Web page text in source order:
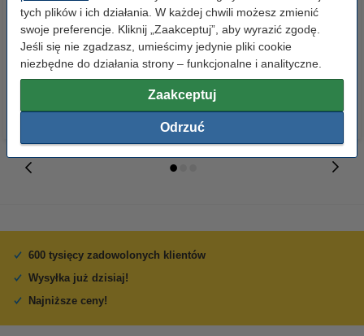
tych plików i ich działania. W każdej chwili możesz zmienić
swoje preferencje. Kliknij „Zaakceptuj”, aby wyrazić zgodę.
Jeśli się nie zgadzasz, umieścimy jedynie pliki cookie
niezbędne do działania strony – funkcjonalne i analityczne.
Zaakceptuj
Odrzuć
Papier ksero A4 80 g/m2 (500
23,00 zł z VAT
Papier ksero A4 80 g/m2 (2500
110,00 zł z VAT
600 tysięcy zadowolonych klientów
Wysyłka już dzisiaj!
Najniższe ceny!